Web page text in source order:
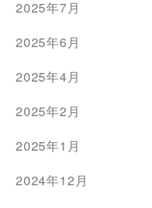
2025年7月
2025年6月
2025年4月
2025年2月
2025年1月
2024年12月